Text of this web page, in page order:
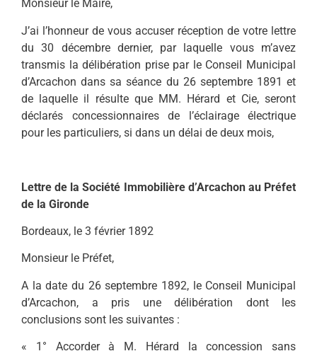
Monsieur le Maire,
J’ai l’honneur de vous accuser réception de votre lettre
du 30 décembre dernier, par laquelle vous m’avez
transmis la délibération prise par le Conseil Municipal
d’Arcachon dans sa séance du 26 septembre 1891 et
de laquelle il résulte que MM. Hérard et Cie, seront
déclarés concessionnaires de l’éclairage électrique
pour les particuliers, si dans un délai de deux mois,
Lettre de la Société Immobilière d’Arcachon au Préfet
de la Gironde
Bordeaux, le 3 février 1892
Monsieur le Préfet,
A la date du 26 septembre 1892, le Conseil Municipal
d’Arcachon, a pris une délibération dont les
conclusions sont les suivantes :
« 1° Accorder à M. Hérard la concession sans